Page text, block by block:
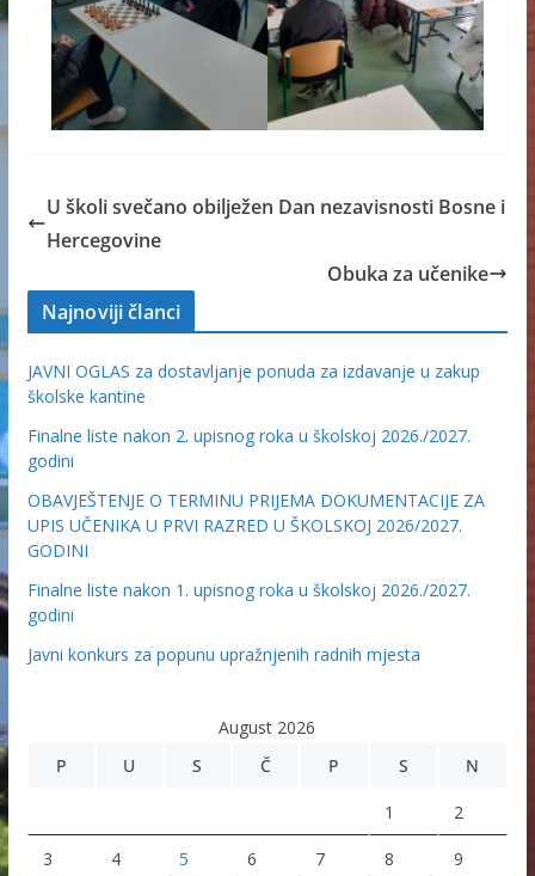
U školi svečano obilježen Dan nezavisnosti Bosne i
Hercegovine
Obuka za učenike
Najnoviji članci
JAVNI OGLAS za dostavljanje ponuda za izdavanje u zakup
školske kantine
Finalne liste nakon 2. upisnog roka u školskoj 2026./2027.
godini
OBAVJEŠTENJE O TERMINU PRIJEMA DOKUMENTACIJE ZA
UPIS UČENIKA U PRVI RAZRED U ŠKOLSKOJ 2026/2027.
GODINI
Finalne liste nakon 1. upisnog roka u školskoj 2026./2027.
godini
Javni konkurs za popunu upražnjenih radnih mjesta
August 2026
P
U S Č P S N
1 2
3 4 5 6 7 8 9